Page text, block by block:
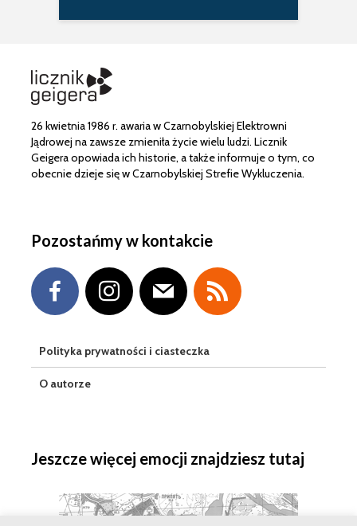
26 kwietnia 1986 r. awaria w Czarnobylskiej Elektrowni
Jądrowej na zawsze zmieniła życie wielu ludzi. Licznik
Geigera opowiada ich historie, a także informuje o tym, co
obecnie dzieje się w Czarnobylskiej Strefie Wykluczenia.
Pozostańmy w kontakcie
Polityka prywatności i ciasteczka
O autorze
Jeszcze więcej emocji znajdziesz tutaj